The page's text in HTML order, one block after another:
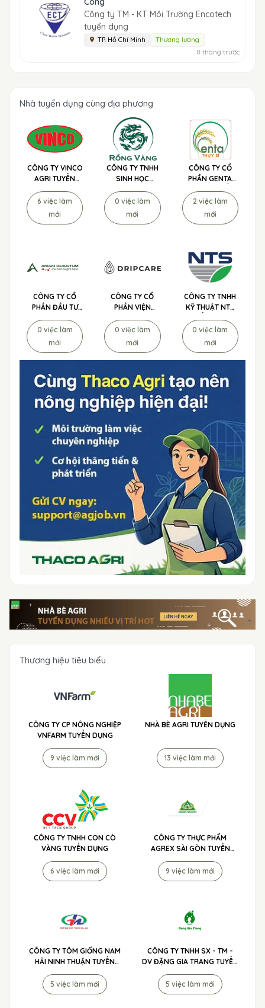
Công ty TM - KT Môi Trường Encotech
tuyển dụng
TP. Hồ Chí Minh Thương lượng
8 tháng trước
Nhà tuyển dụng cùng địa phương
CÔNG TY VINCO
AGRI TUYỂN
DỤNG
6 việc làm
mới
CÔNG TY TNHH
SINH HỌC
NÔNG NGHIỆP
RỒNG VÀNG
TUYỂN DỤNG
0 việc làm
mới
CÔNG TY CỔ
PHẦN GENTA
THỤY SĨ TUYỂN
DỤNG
2 việc làm
mới
CÔNG TY CỔ
PHẦN ĐẦU TƯ
AMAKI
QUANTUM
TUYỂN DỤNG
0 việc làm
mới
CÔNG TY CỔ
PHẦN VIỆN
CHỐNG LÃO
HÓA TẾ BÀO
DRIPCARE
TUYỂN DỤNG
0 việc làm
mới
CÔNG TY TNHH
KỸ THUẬT NTS
TUYỂN DỤNG
0 việc làm
mới
Thương hiệu tiêu biểu
CÔNG TY CP NÔNG NGHIỆP
VNFARM TUYỂN DỤNG
9 việc làm mới
NHÀ BÈ AGRI TUYỂN DỤNG
13 việc làm mới
CÔNG TY TNHH CON CÒ
VÀNG TUYỂN DỤNG
6 việc làm mới
CÔNG TY THỰC PHẨM
AGREX SÀI GÒN TUYỂN
9 việc làm mới
CÔNG TY TÔM GIỐNG NAM
HẢI NINH THUẬN TUYỂN
5 việc làm mới
CÔNG TY TNHH SX - TM -
DV ĐẶNG GIA TRANG TUYỂN
5 việc làm mới